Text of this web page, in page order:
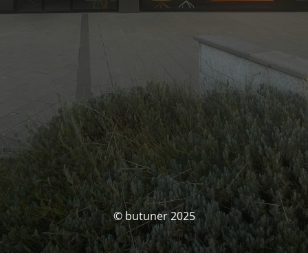
© butuner 2025